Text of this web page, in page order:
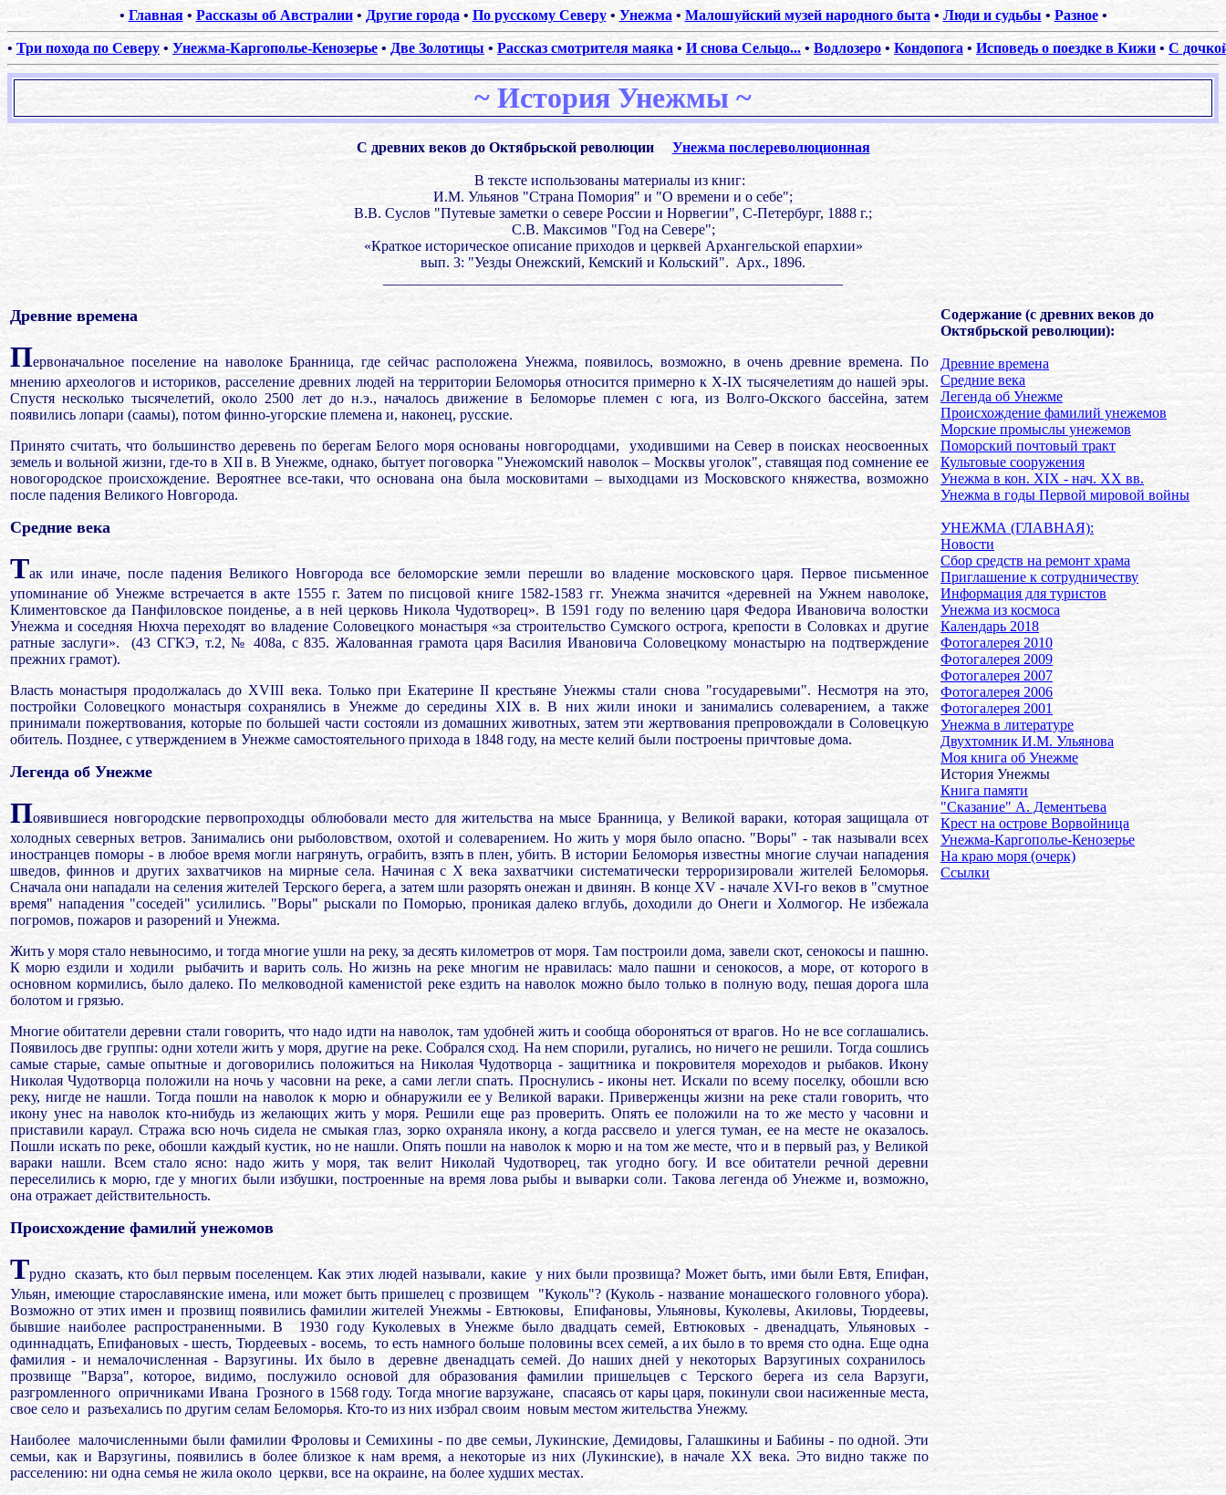
• Главная• Рассказы об Австралии• Другие города • По русскому Северу• Унежма • Малошуйский музей народного быта • Люди и судьбы • Разное•
• Три похода по Северу • Унежма-Каргополье-Кенозерье • Две Золотицы • Рассказ смотрителя маяка • И снова Сельцо... • Водлозеро • Кондопога • Исповедь о поездке в Кижи • С
~ История Унежмы ~
С древних веков до Октябрьской революции Унежма послереволюционная
В тексте использованы материалы из книг:
И.М. Ульянов "Страна Помория" и "О времени и о себе";
В.В. Суслов "Путевые заметки о севере России и Норвегии", С-Петербург, 1888 г.;
С.В. Максимов "Год на Севере";
«Краткое историческое описание приходов и церквей Архангельской епархии»
вып. 3: "Уезды Онежский, Кемский и Кольский". Арх., 1896.
Древние времена
Первоначальное поселение на наволоке Бранница, где сейчас расположена Унежма, появилось, возможно, в очень древние времена. По
мнению археологов и историков, расселение древних людей на территории Беломорья относится примерно к X-IX тысячелетиям до нашей эры.
Спустя несколько тысячелетий, около 2500 лет до н.э., началось движение в Беломорье племен с юга, из Волго-Окского бассейна, затем
появились лопари (саамы), потом финно-угорские племена и, наконец, русские.
Принято считать, что большинство деревень по берегам Белого моря основаны новгородцами,уходившими на Север в поисках неосвоенных
земель и вольной жизни,где-то в XIIв. В Унежме, однако, бытует поговорка "Унежомский наволок–Москвы уголок", ставящая под сомнение ее
новогородское происхождение. Вероятнее все-таки, что основана она была московитами–выходцами из Московского княжества, возможно
после падения Великого Новгорода.
Средние века
Так или иначе, после падения Великого Новгорода все беломорские земли перешли во владение московского царя. Первое письменное
упоминание об Унежме встречается в акте 1555 г. Затем по писцовой книге 1582-1583 гг. Унежма значится «деревней на Ужнем наволоке,
Климентовское да Панфиловское поиденье, а в ней церковь Никола Чудотворец». В 1591 году по велению царя Федора Ивановича волостки
Унежма и соседняя Нюхча переходят во владение Соловецкого монастыря «за строительство Сумского острога, крепости в Соловках и другие
ратные заслуги».
(43 СГКЭ, т.2, № 408а, с 835. Жалованная грамота царя Василия Ивановича Соловецкому монастырю на подтверждение
прежних грамот).
Власть монастыря продолжалась до ХVIII века. Только при Екатерине II крестьяне Унежмы стали снова "государевыми". Несмотря на это,
постройки Соловецкого монастыря сохранялись в Унежме до середины XIX в. В них жили иноки и занимались солеварением, а также
принимали пожертвования, которые по большей части состояли из домашних животных, затем эти жертвования препровождали в Соловецкую
обитель. Позднее, с утверждением в Унежме самостоятельного прихода в 1848 году, на месте келий были построены причтовые дома.
Легенда об Унежме
Появившиеся новгородские первопроходцы облюбовали место для жительства на мысе Бранница, у Ве­ликой вараки, которая защищала от
холодных северных ветров. Занимались они рыболовством, охотой и солеварением. Но жить у моря было опасно. "Воры" - так называли всех
иностранцев поморы - в любое время могли нагрянуть, ограбить, взять в плен, убить. В истории Беломорья известны многие случаи нападения
шведов, финнов и других захватчиков на мирные села. Начиная с Х века захватчики систематически терроризировали жителей Беломорья.
Сначала они нападали на селения жителей Терского берега, а затем шли разорять онежан и двинян. В конце XV - начале XVI-го веков в "смутное
время" нападения "соседей" усилились. "Воры" рыскали по Поморью, проникая далеко вглубь, доходили до Онеги и Холмогор. Не избежала
погромов, пожаров и разорений и Унежма.
Жить у моря стало невыносимо, и тогда многие ушли на реку, за десять километров от моря. Там построили дома, завели скот, сенокосы и пашню.
К морю ездили и ходили
рыбачить и варить соль. Но жизнь на реке многим не нравилась: мало пашни и сенокосов, а море, от которого в
основном кормились, было далеко. По мелководной каменистой реке ездить на наволок можно было только в полную воду, пешая дорога шла
болотом и грязью.
Многие обитатели деревни стали говорить, что надо идти на наволок, там удобней жить и сообща обороняться от врагов. Но не все соглашались.
Появилось две группы: одни хотели жить у моря, другие на реке. Собрался сход. На нем спорили, ругались, но ничего не решили. Тогда сошлись
самые старые, самые опытные и договорились положиться на Николая Чудотворца - защитника и покровителя мореходов и рыбаков. Икону
Николая Чудотворца положили на ночь у часовни на реке, а сами легли спать. Проснулись - иконы нет. Искали по всему поселку, обошли всю
реку, нигде не нашли. Тогда пошли на наволок к морю и обнаружили ее у Великой вараки. Приверженцы жизни на реке стали говорить, что
икону унес на наволок кто-нибудь из желающих жить у моря. Решили еще раз проверить. Опять ее положили на то же место у часовни и
приставили караул. Стража всю ночь сидела не смыкая глаз, зорко охраняла икону, а когда рассвело и улегся туман, ее на месте не оказалось.
Пошли ис­кать по реке, обошли каждый кустик, но не нашли. Опять пошли на наволок к морю и на том же месте, что и в первый раз, у Великой
вараки нашли. Всем стало ясно: надо жить у моря, так велит Николай Чудотворец, так угодно богу. И все обитатели речной деревни
переселились к морю, где у многих были избушки, построенные на время лова рыбы и выварки соли. Такова легенда об Унежме и, возможно,
она отражает действительность.
Происхождение фамилий унежомов
Трудно сказать, кто был первым поселенцем. Как этих людей называли, какие
у них были прозвища? Может быть, ими были Евтя, Епифан,
Ульян, имеющие старославянские имена, или может быть пришелец с прозвищем
"Куколь"? (Куколь - название монашеского головного убора).
Возможно от этих имен и прозвищ появились фамилии жителей Унежмы - Евтюковы,
Епифановы, Ульяновы, Куколевы, Акиловы, Тюрдеевы,
бывшие наиболее распространенными. В
1930 году Куколевых в Унежме было двадцать семей, Евтюковых - двенадцать, Ульяновых -
одиннадцать, Епифановых - шесть, Тюрдеевых - восемь, то есть намного больше половины всех семей, а их было в то время сто одна. Еще одна
фамилия - и немалочисленная - Варзугины. Их было в
деревне двенадцать семей. До наших дней у некоторых Варзугиных сохранилось
прозвище "Варза", которое, видимо, послужило основой для образования фамилии пришельцев с Терского берега из села Варзуги,
разгромленного опричниками Ивана Грозного в 1568 году. Тогда многие варзужане,
спасаясь от кары царя, покинули свои насиженные места,
свое село и разъехались по другим селам Беломорья. Кто-то из них избрал своим новым местом жительства Унежму.
Наиболее малочисленными были фамилии Фроловы и Cемихины - по две семьи, Лукинские, Демидовы, Галашкины и Бабины - по одной. Эти
семьи, как и Варзугины, появились в более близкое к нам время, а некоторые из них (Лукинские), в начале XX века. Это видно также по
расселению: ни одна семья не жила около церкви, все на окраине, на более худших местах.
Содержание (с древних веков до
Октябрьской революции):
Древние времена
Средние века
Легенда об Унежме
Происхождение фамилий унежемов
Морские промыслы унежемов
Поморский почтовый тракт
Культовые сооружения
Унежма в кон. XIX - нач. XX вв.
Унежма в годы Первой мировой войны
УНЕЖМА (ГЛАВНАЯ):
Новости
Сбор средств на ремонт храма
Приглашение к сотрудничеству
Информация для туристов
Унежма из космоса
Календарь 2018
Фотогалерея 2010
Фотогалерея 2009
Фотогалерея 2007
Фотогалерея 2006
Фотогалерея 2001
Унежма в литературе
Двухтомник И.М. Ульянова
Моя книга об Унежме
История Унежмы
Книга памяти
"Сказание" А. Дементьева
Крест на острове Ворвойница
Унежма-Каргополье-Кенозерье
На краю моря (очерк)
Ссылки